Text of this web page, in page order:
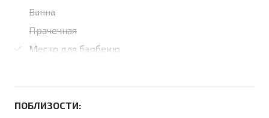
Ванна
Прачечная
Место для барбекю
ПОБЛИЗОСТИ: